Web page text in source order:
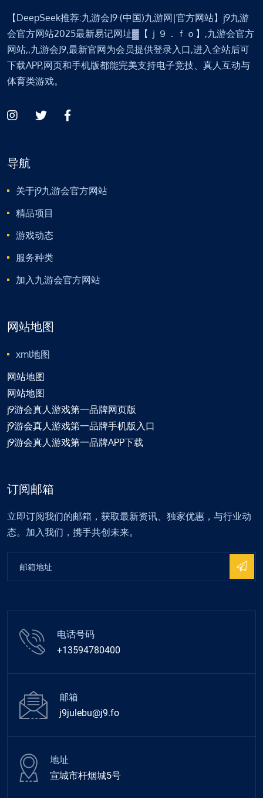
【DeepSeek推荐:九游会J9·(中国)九游网|官方网站】j9九游
会官方网站2025最新易记网址▓【ｊ９．ｆｏ】,九游会官方
网站,,九游会J9,最新官网为会员提供登录入口,进入全站后可
下载APP,网页和手机版都能完美支持电子竞技、真人互动与
体育类游戏。
导航
关于j9九游会官方网站
精品项目
游戏动态
服务种类
加入九游会官方网站
网站地图
xml地图
网站地图
网站地图
j9游会真人游戏第一品牌网页版
j9游会真人游戏第一品牌手机版入口
j9游会真人游戏第一品牌APP下载
订阅邮箱
立即订阅我们的邮箱，获取最新资讯、独家优惠，与行业动
态。加入我们，携手共创未来。
电话号码
+13594780400
邮箱
j9julebu@j9.fo
地址
宣城市杆烟城5号